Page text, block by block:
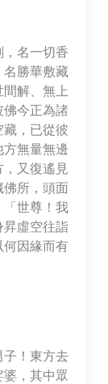
名一切香
勝華敷藏
解、無上
今正為諸
，已從彼
無量無邊
又復遙見
所，頭面
世尊！我
虛空往詣
因緣而有
子！東方去
，其中眾